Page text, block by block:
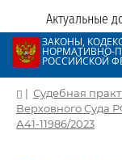
Актуальные
ЗАКОНЫ,
НОРМАТИВНО-
РОССИЙСКОЙ
| Судебная
Верховного Суда
А41-11986/2023